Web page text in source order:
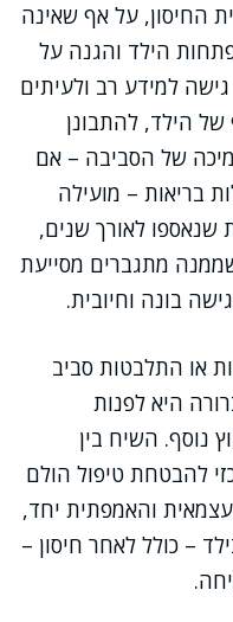
החיסון, על אף שאינה
הילד והגנה על
למידע רב ולעיתים
הילד, להתבונן
של הסביבה – אם
בריאות – מועילה
שנאספו לאורך שנים,
מתגברים מסייעת
בונה וחיובית.
או התלבטות סביב
היא לפנות
נוסף. השיח בין
להבטחת טיפול הולם
והאמפתית יחד,
– כולל לאחר חיסון –